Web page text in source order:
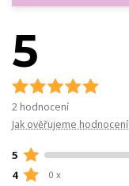
5
2 hodnocení
Jak ověřujeme
5
4 0 x